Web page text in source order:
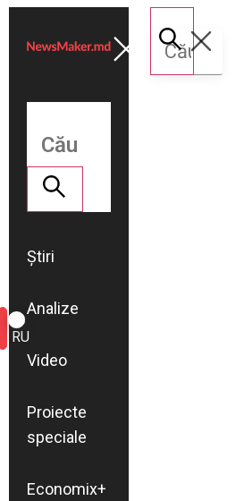
ROMÂNĂ
RU
Știri
Analize
Video
Proiecte
speciale
Economix+